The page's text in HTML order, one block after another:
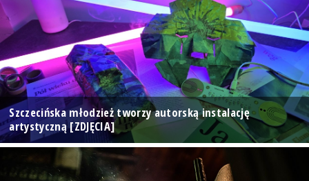
Szczecińska młodzież tworzy autorską instalację
artystyczną [ZDJĘCIA]